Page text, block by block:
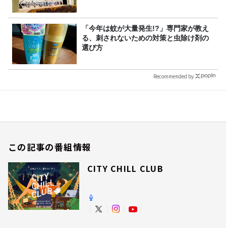
「今年は蚊が大量発生!?」専門家が教え
る、刺されないための対策と虫除け剤の
選び方
Recommended by
この記事の番組情報
CITY CHILL CLUB